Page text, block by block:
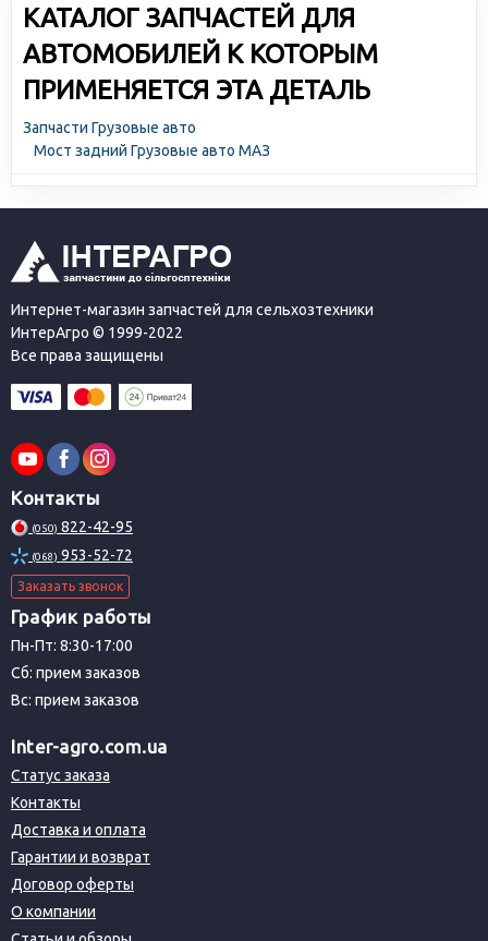
КАТАЛОГ ЗАПЧАСТЕЙ ДЛЯ
АВТОМОБИЛЕЙ К КОТОРЫМ
ПРИМЕНЯЕТСЯ ЭТА ДЕТАЛЬ
Запчасти Грузовые авто
Мост задний Грузовые авто МАЗ
Интернет-магазин запчастей для сельхозтехники
ИнтерАгро © 1999-2022
Все права защищены
Контакты
(050) 822-42-95
(068) 953-52-72
Заказать звонок
График работы
Пн-Пт: 8:30-17:00
Сб: прием заказов
Вс: прием заказов
Inter-agro.com.ua
Статус заказа
Контакты
Доставка и оплата
Гарантии и возврат
Договор оферты
О компании